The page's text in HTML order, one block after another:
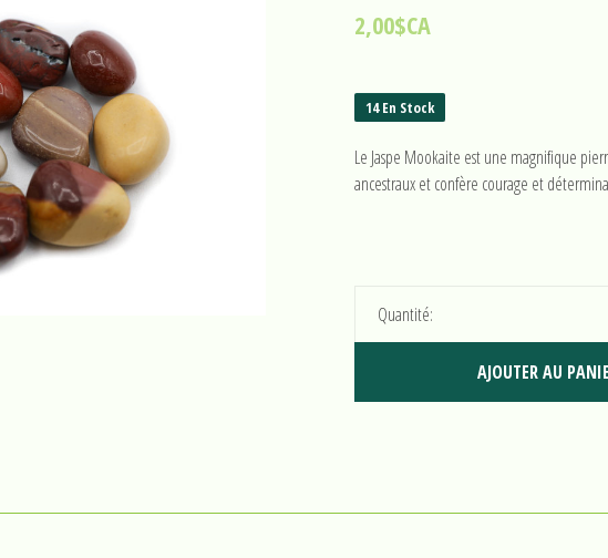
2,00$CA
14 En Stock
Le Jaspe Mookaite est une magnifique
ancestraux et confère courage et
Quantité:
AJOUTER AU